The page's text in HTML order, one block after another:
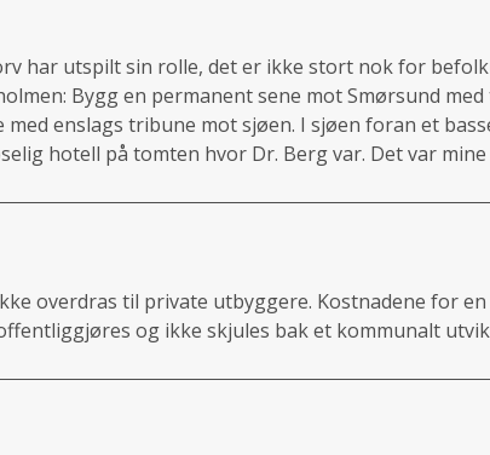
har utspilt sin rolle, det er ikke stort nok for
Bygg en permanent sene mot Smørsund
enslags tribune mot sjøen. I sjøen foran et
hotell på tomten hvor Dr. Berg var. Det var
overdras til private utbyggere. Kostnadene for
og ikke skjules bak et kommunalt